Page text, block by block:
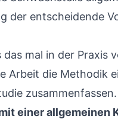
der entscheidende
mal in der Praxis
Arbeit die Methodik
zusammenfassen.
einer allgemeinen